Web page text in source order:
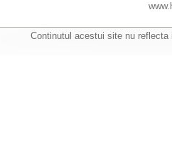
Continutul acestui site nu